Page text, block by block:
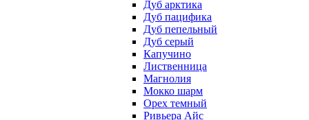
Дуб арктика
Дуб пацифика
Дуб пепельный
Дуб серый
Капучино
Лиственница
Магнолия
Мокко шарм
Орех темный
Ривьера Айс